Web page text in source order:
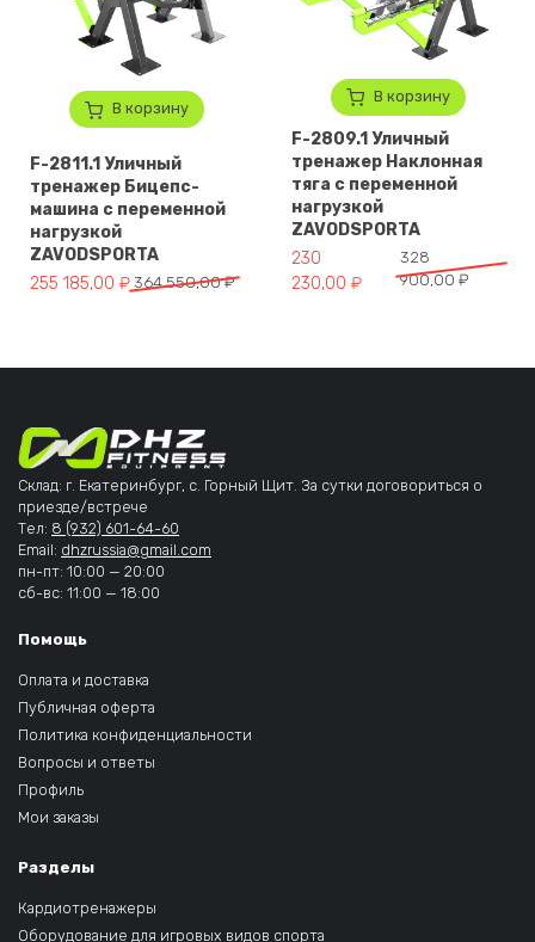
В корзину
F-2811.1 Уличный
тренажер Бицепс-
машина с переменной
нагрузкой
ZAVODSPORTA
364 550,00₽
Первоначальная цена составляла 364 550,00 ₽.
255 185,00 ₽
Текущая цена: 255 185,00 ₽.
В корзину
F-2809.1 Уличный
тренажер Наклонная
тяга с переменной
нагрузкой
ZAVODSPORTA
328
900,00 ₽
Первоначальная цена
230
230,00 ₽
Текущая цена: 230 230,00 ₽.
Склад: г. Екатеринбург, с. Горный Щит. За сутки договориться о
приезде/встрече
Тел: 8 (932) 601-64-60
Email: dhzrussia@gmail.com
пн-пт: 10:00 — 20:00
сб-вс: 11:00 — 18:00
Помощь
Оплата и доставка
Публичная оферта
Политика конфиденциальности
Вопросы и ответы
Профиль
Мои заказы
Разделы
Кардиотренажеры
Оборудование для игровых видов спорта